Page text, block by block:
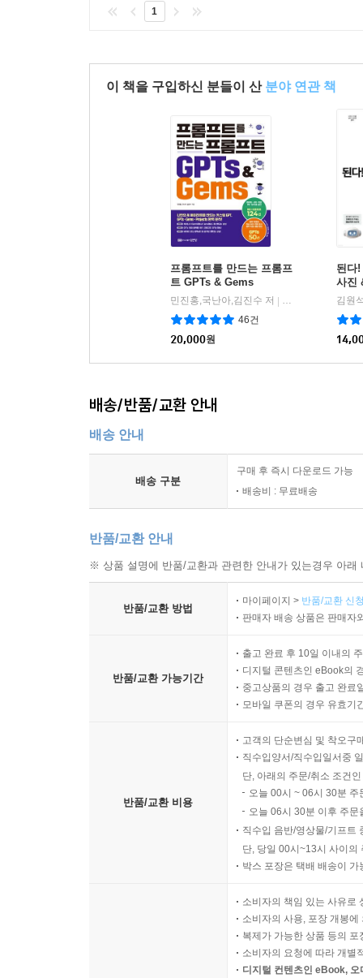
1
이 책을 구입하신 분들이 산 분야 연관 책
프롬프트를 만드는 프롬프
트 GPTs & Gems
민진홍,국난아,김진수 저 |
46건
20,000원
된다
사진
김원
배송/반품/교환 안내
배송 안내
배송 구분
구매 후 즉시 다운로드 가능
배송비 : 무료배송
반품/교환 안내
※ 상품 설명에 반품/교환과 관련한 안내가 있는경우 아
반품/교환 방법
마이페이지 > 반품/교환 신
판매자 배송 상품은 판매자
반품/교환 가능기간
출고 완료 후 10일 이내의
디지털 콘텐츠인 eBook의
중고상품의 경우 출고 완료
모바일 쿠폰의 경우 유효기
반품/교환 비용
고객의 단순변심 및 착오구
직수입양서/직수입일서중
단, 아래의 주문/취소 조건
오늘 00시 ~ 06시 30분
오늘 06시 30분 이후 주
직수입 음반/영상물/기프트
단, 당일 00시~13시 사이의
박스 포장은 택배 배송이
소비자의 책임 있는 사유로
소비자의 사용, 포장 개봉
복제가 가능한 상품 등의
소비자의 요청에 따라 개별
디지털 컨텐츠인 eBook,